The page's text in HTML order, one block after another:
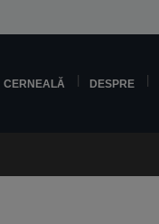
CERNEALĂ DESPRE